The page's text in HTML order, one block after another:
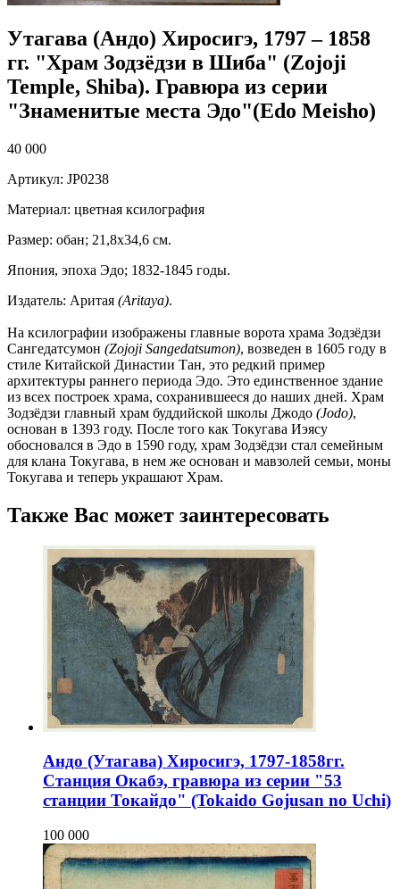
Утагава (Андо) Хиросигэ, 1797 – 1858
гг. "Храм Зодзёдзи в Шиба" (Zojoji
Temple, Shiba). Гравюра из серии
"Знаменитые места Эдо"(Edo Meisho)
40 000
Артикул: JP0238
Материал: цветная ксилография
Размер: обан; 21,8х34,6 см.
Япония, эпоха Эдо; 1832-1845 годы.
Издатель: Аритая (Aritaya).
На ксилографии изображены главные ворота храма Зодзёдзи
Сангедатсумон (Zojoji Sangedatsumon), возведен в 1605 году в
стиле Китайской Династии Тан, это редкий пример
архитектуры раннего периода Эдо. Это единственное здание
из всех построек храма, сохранившееся до наших дней. Храм
Зодзёдзи главный храм буддийской школы Джодо (Jodo),
основан в 1393 году. После того как Токугава Иэясу
обосновался в Эдо в 1590 году, храм Зодзёдзи стал семейным
для клана Токугава, в нем же основан и мавзолей семьи, моны
Токугава и теперь украшают Храм.
Также Вас может заинтересовать
Андо (Утагава) Хиросигэ, 1797-1858гг.
Станция Окабэ, гравюра из серии "53
станции Токайдо" (Tokaido Gojusan no Uchi)
100 000